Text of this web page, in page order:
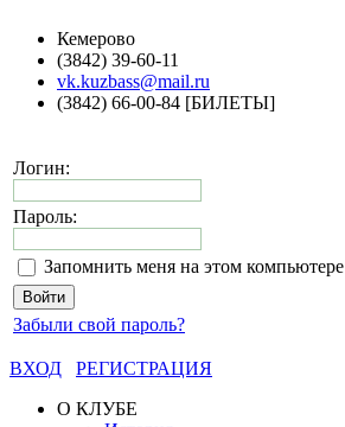
Кемерово
(3842) 39-60-11
vk.kuzbass@mail.ru
(3842) 66-00-84 [БИЛЕТЫ]
Логин:
Пароль:
Запомнить меня на этом компьютере
Забыли свой пароль?
ВХОД
РЕГИСТРАЦИЯ
О КЛУБЕ